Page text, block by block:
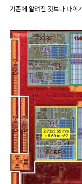
기존에 알려진 것보다 다이